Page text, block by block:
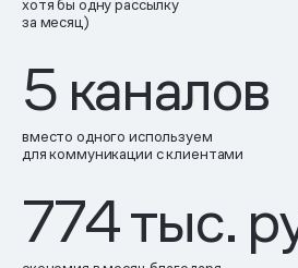
хотя бы одну рассылку
за месяц)
5 каналов
вместо одного используем
для коммуникации с клиентами
774тыс.